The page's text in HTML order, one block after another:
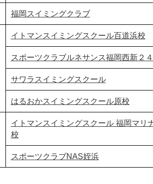
福岡スイミングクラブ
イトマンスイミングスクール百道浜校
スポーツクラブルネサンス福岡西新２４
サワラスイミングスクール
はるおかスイミングスクール原校
イトマンスイミングスクール 福岡マリ
校
スポーツクラブNAS姪浜